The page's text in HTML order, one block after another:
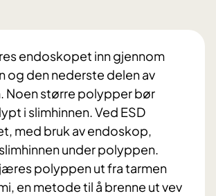
endoskopet inn gjennom
og den nederste delen av
Noen større polypper bør
i slimhinnen. Ved ESD
med bruk av endoskop,
under polyppen.
polyppen ut fra tarmen
en metode til å brenne ut vev